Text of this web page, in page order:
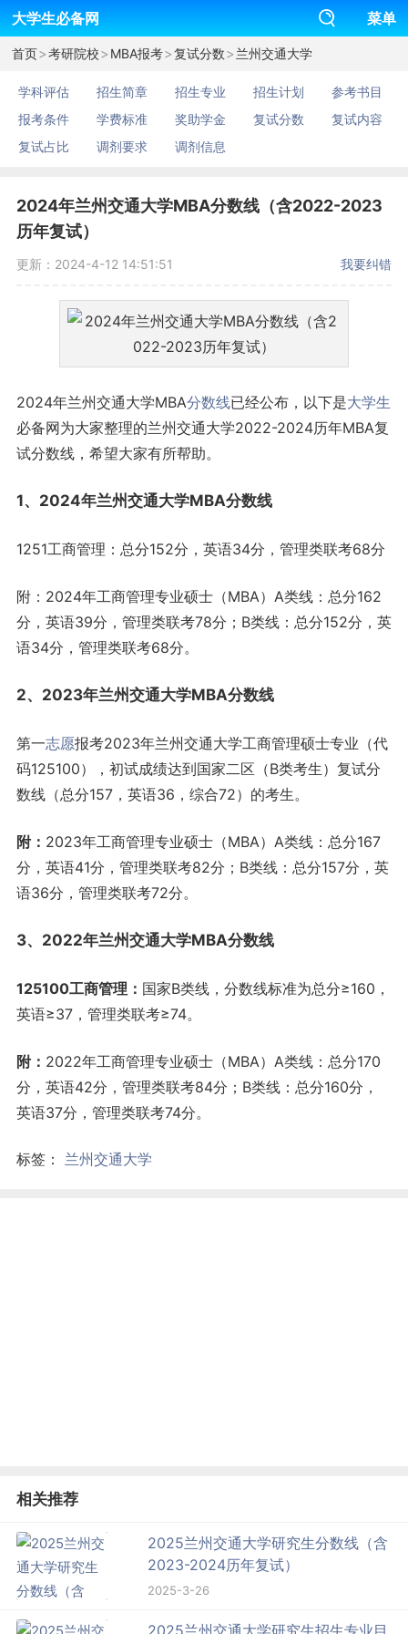
大学生必备网 菜单
首页>考研院校>MBA报考>复试分数>兰州交通大学
学科评估 招生简章 招生专业 招生计划
参考书目
报考条件
学费标准 奖助学金 复试分数
复试内容
复试占比
调剂要求 调剂信息
2024年兰州交通大学MBA分数线（含2022-2023
历年复试）
更新：2024-4-12 14:51:51 我要纠错
2024年兰州交通大学MBA分数线已经公布，以下是大学生
必备网为大家整理的兰州交通大学2022-2024历年MBA复
试分数线，希望大家有所帮助。
1、2024年兰州交通大学MBA分数线
1251工商管理：总分152分，英语34分，管理类联考68分
附：2024年工商管理专业硕士（MBA）A类线：总分162
分，英语39分，管理类联考78分；B类线：总分152分，英
语34分，管理类联考68分。
2、2023年兰州交通大学MBA分数线
第一志愿报考2023年兰州交通大学工商管理硕士专业（代
码125100），初试成绩达到国家二区（B类考生）复试分
数线（总分157，英语36，综合72）的考生。
附： 2023年工商管理专业硕士（MBA）A类线：总分167
分，英语41分，管理类联考82分；B类线：总分157分，英
语36分，管理类联考72分。
3、2022年兰州交通大学MBA分数线
125100工商管理： 国家B类线，分数线标准为总分≥160，
英语≥37，管理类联考≥74。
附： 2022年工商管理专业硕士（MBA）A类线：总分170
分，英语42分，管理类联考84分；B类线：总分160分，
英语37分，管理类联考74分。
标签： 兰州交通大学
相关推荐
2025兰州交通大学研究生分数线（含
2023-2024历年复试）
2025-3-26